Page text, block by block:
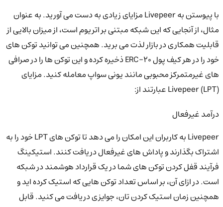
با پیوستن به Livepeer مزایای زیادی به دست می آورید. به عنوان
مثال، از آنجایی که این شبکه مبتنی بر اتریوم است، از میزان بالایی از
قابلیت همکاری در بازار لذت می برید. همچنین می توانید توکن های
خود را در هر کیف پول ERC-20 ذخیره کرده و این توکن ها را در صرافی
های غیرمتمرکز محبوبی مانند یونی سواپ معامله کنید. مزایای
Livepeer (LPT) عبارتند از:
درآمد غیرفعال
Livepeer به کاربران این امکان را می دهد تا توکن های LPT خود را به
اشتراک بگذارند و پاداش های غیرفعال دریافت کنند. استیکینگ
فرآیند قفل کردن توکن های شما در یک قرارداد هوشمند در شبکه
است. در ازای آن، بر اساس تعداد توکن هایی که استیک کرده اید و
همچنین زمان استیک کردن تان، جوایزی دریافت می کنید. قابل